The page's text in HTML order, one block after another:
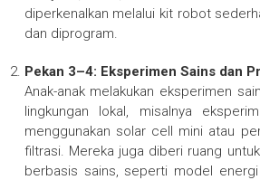
diperkenalkan melalui kit robot
dan diprogram.
Pekan 3–4: Eksperimen Sains dan
Anak-anak melakukan eksperimen
lingkungan lokal, misalnya
menggunakan solar cell mini atau
filtrasi. Mereka juga diberi ruang
berbasis sains, seperti model